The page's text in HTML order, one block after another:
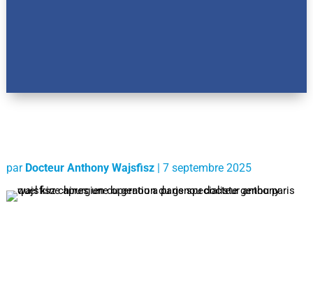
par Docteur Anthony Wajsfisz| 7 septembre 2025